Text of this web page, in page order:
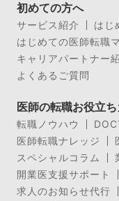
初めての方へ
サービス紹介
はじ
はじめての医師転職
キャリアパートナー
よくあるご質問
医師の転職お役立
転職ノウハウ
医師転職ナレッジ
スペシャルコラム
開業医支援サポート
求人のお知らせ代行